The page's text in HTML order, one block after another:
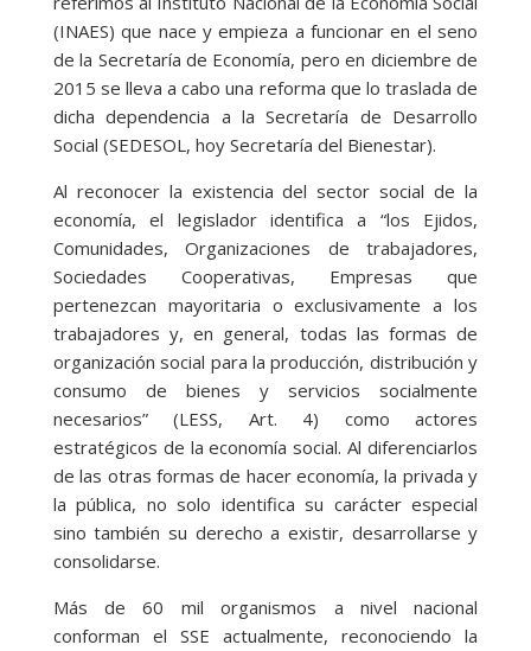
(INAES) que nace y empieza a funcionar en el seno
de la Secretaría de Economía, pero en diciembre de
2015 se lleva a cabo una reforma que lo traslada de
dicha dependencia a la Secretaría de Desarrollo
Social (SEDESOL, hoy Secretaría del Bienestar).
Al reconocer la existencia del sector social de la
economía, el legislador identifica a “los Ejidos,
Comunidades, Organizaciones de trabajadores,
Sociedades Cooperativas, Empresas que
pertenezcan mayoritaria o exclusivamente a los
trabajadores y, en general, todas las formas de
organización social para la producción, distribución y
consumo de bienes y servicios socialmente
necesarios” (LESS, Art. 4) como actores
estratégicos de la economía social. Al diferenciarlos
de las otras formas de hacer economía, la privada y
la pública, no solo identifica su carácter especial
sino también su derecho a existir, desarrollarse y
consolidarse.
Más de 60 mil organismos a nivel nacional
conforman el SSE actualmente, reconociendo la